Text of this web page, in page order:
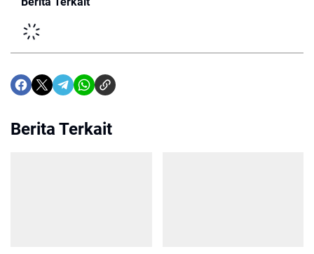
Berita Terkait